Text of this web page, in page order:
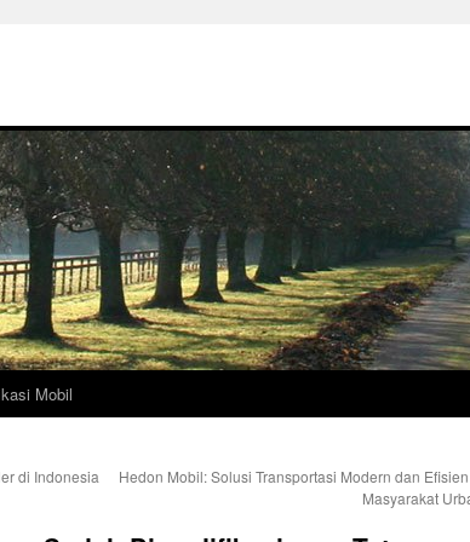
Mobil
di Indonesia
Hedon Mobil: Solusi Transportasi Modern dan
Masyarakat